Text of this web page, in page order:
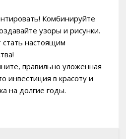
Комбинируйте
узоры и рисунки.
настоящим
правильно уложенная
инвестиция в красоту и
на долгие годы.